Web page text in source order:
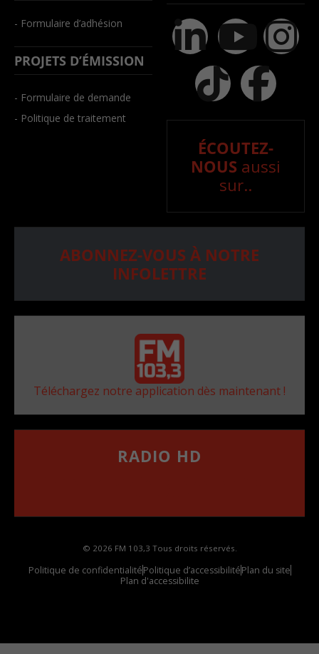
- Formulaire d’adhésion
PROJETS D’ÉMISSION
- Formulaire de demande
- Politique de traitement
ÉCOUTEZ-
NOUS aussi
sur..
ABONNEZ-VOUS À NOTRE
INFOLETTRE
Téléchargez notre application dès maintenant !
RADIO HD
© 2026 FM 103,3 Tous droits réservés.
Politique de confidentialitéPolitique d’accessibilitéPlan du site
Plan d'accessibilite